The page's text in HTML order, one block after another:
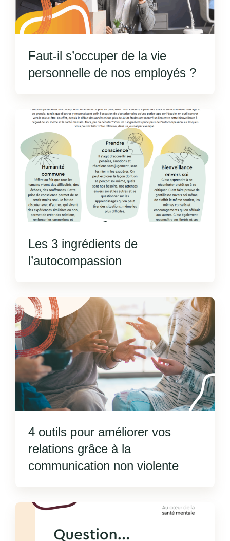
Faut-il s’occuper de la vie
personnelle de nos employés ?
Les 3 ingrédients de
l’autocompassion
4 outils pour améliorer vos
relations grâce à la
communication non violente